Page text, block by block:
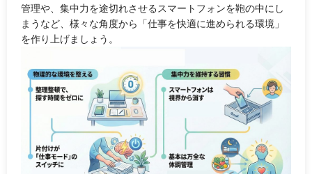
管理や、集中力を途切れさせるスマートフォンを鞄の中にし
まうなど、様々な角度から「仕事を快適に進められる環境」
を作り上げましょう。